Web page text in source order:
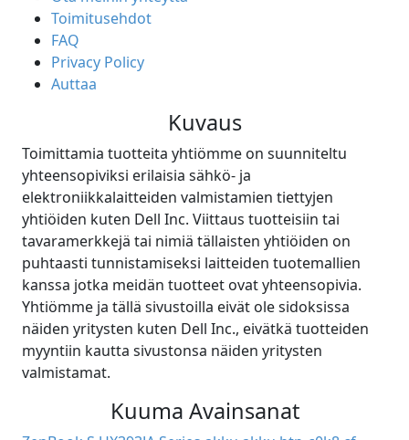
Toimitusehdot
FAQ
Privacy Policy
Auttaa
Kuvaus
Toimittamia tuotteita yhtiömme on suunniteltu
yhteensopiviksi erilaisia sähkö- ja
elektroniikkalaitteiden valmistamien tiettyjen
yhtiöiden kuten Dell Inc. Viittaus tuotteisiin tai
tavaramerkkejä tai nimiä tällaisten yhtiöiden on
puhtaasti tunnistamiseksi laitteiden tuotemallien
kanssa jotka meidän tuotteet ovat yhteensopivia.
Yhtiömme ja tällä sivustoilla eivät ole sidoksissa
näiden yritysten kuten Dell Inc., eivätkä tuotteiden
myyntiin kautta sivustonsa näiden yritysten
valmistamat.
Kuuma Avainsanat